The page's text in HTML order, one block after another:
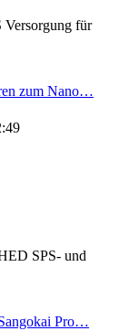
für
zum Nano…
SPS- und
Pro…